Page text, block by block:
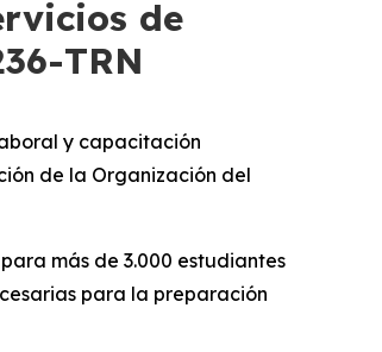
de
TRN
y capacitación
de la Organización del
más de 3.000 estudiantes
para la preparación